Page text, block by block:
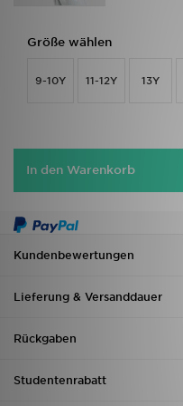
Größe wählen
9-10Y 11-12Y 13Y
In den Warenkorb
Kundenbewertungen
Lieferung & Versanddauer
Rückgaben
Studentenrabatt